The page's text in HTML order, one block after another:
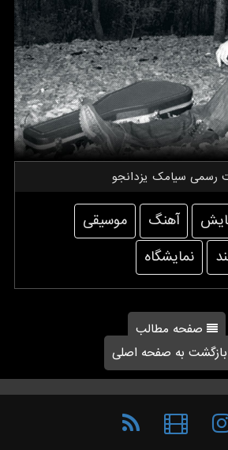
سیامك یزدانجو
آهنگ
موسیقی
نمایشگاه
صفحه مطالب
بازگشت به صفحه اصلی